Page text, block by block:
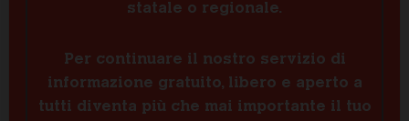
statale o regionale.
Per continuare il nostro servizio di
informazione gratuito, libero e aperto a
tutti diventa più che mai importante il tuo